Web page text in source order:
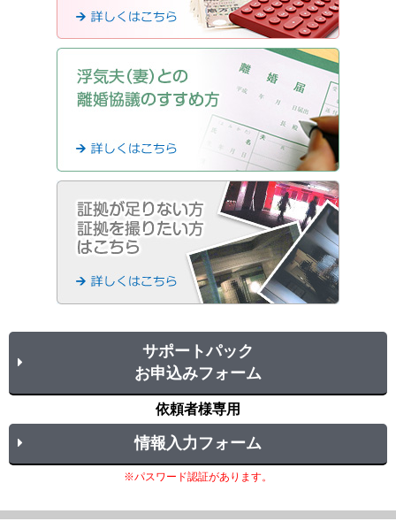
サポートパック
お申込みフォーム
依頼者様専用
情報入力フォーム
※パスワード認証があります。